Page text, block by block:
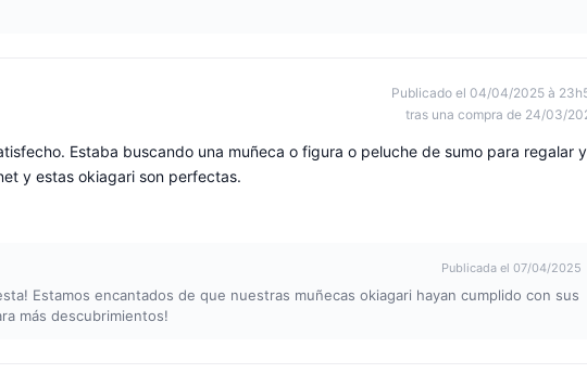
Publicado el 04/04/2025 à
tras una compra de 24/03/
Estaba buscando una muñeca o figura o peluche de sumo para regalar y
y estas okiagari son perfectas.
Publicada el 07/04/2025
Estamos encantados de que nuestras muñecas okiagari hayan cumplido con sus
más descubrimientos!